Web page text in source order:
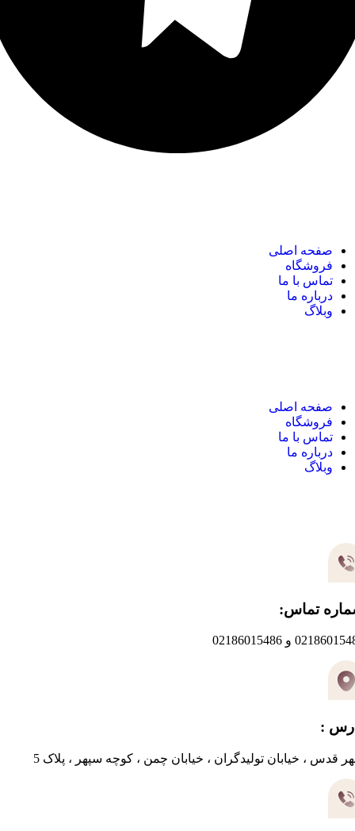
صفحه اصلی
فروشگاه
تماس با ما
درباره ما
وبلاگ
صفحه اصلی
فروشگاه
تماس با ما
درباره ما
وبلاگ
تماس:
و 02186015486
:
قدس ، خیابان تولیدگران ، خیابان چمن ، کوچه سپهر ، پلاک 5